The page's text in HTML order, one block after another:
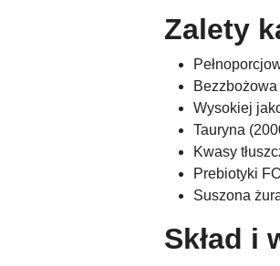
Zalety
Bezzbożowa
Wysokiej
Tauryna
Kwasy
Prebiotyki
Suszona
Skład i